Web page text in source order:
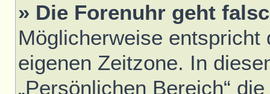
» Die Forenuhr geht
Möglicherweise
eigenen Zeitzone. In
„Persönlichen Bereich“